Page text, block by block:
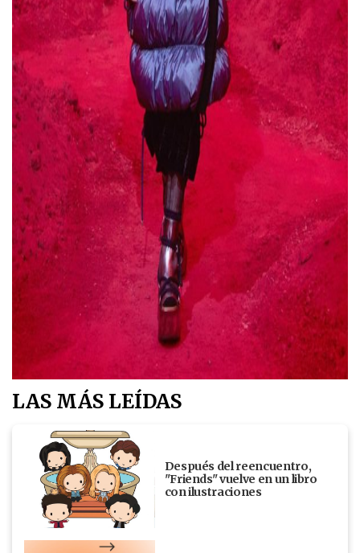
LAS MÁS LEÍDAS
Después del reencuentro,
"Friends" vuelve en un libro
con ilustraciones